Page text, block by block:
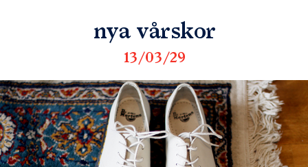
nya vårskor
13/03/29